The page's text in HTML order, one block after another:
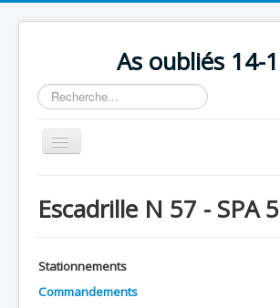
As oubliés 14-
Rechercher
Basculer
la
Chronologie
Escadrille N 57 - SPA
Stationnements
Commandements